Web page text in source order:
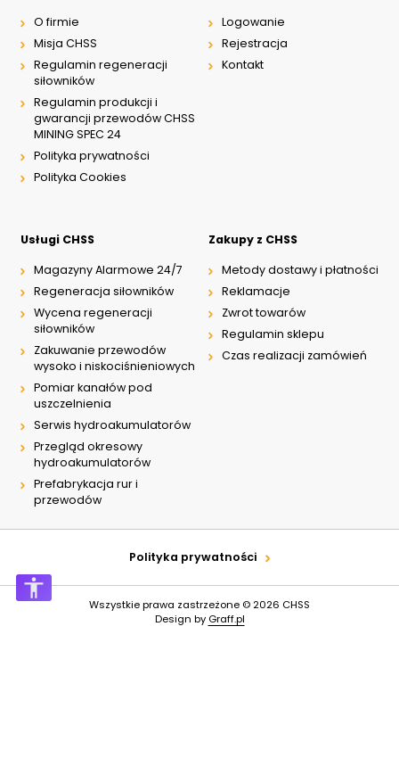
O firmie
Misja CHSS
Regulamin regeneracji
siłowników
Regulamin produkcji i
gwarancji przewodów CHSS
MINING SPEC 24
Polityka prywatności
Polityka Cookies
Logowanie
Rejestracja
Kontakt
Usługi CHSS
Magazyny Alarmowe 24/7
Regeneracja siłowników
Wycena regeneracji
siłowników
Zakuwanie przewodów
wysoko i niskociśnieniowych
Pomiar kanałów pod
uszczelnienia
Serwis hydroakumulatorów
Przegląd okresowy
hydroakumulatorów
Prefabrykacja rur i
przewodów
Zakupy z CHSS
Metody dostawy i płatności
Reklamacje
Zwrot towarów
Regulamin sklepu
Czas realizacji zamówień
Polityka prywatności
Wszystkie prawa zastrzeżone © 2026 CHSS
Design by Graff.pl